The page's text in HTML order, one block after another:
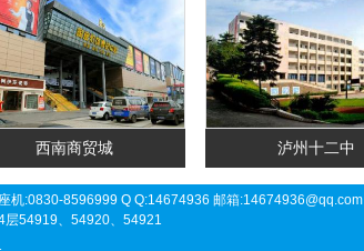
西南商贸城 泸州十二中
机:0830-8596999 Q Q:14674936 邮箱:14674936@qq.com
层54919、54920、54921